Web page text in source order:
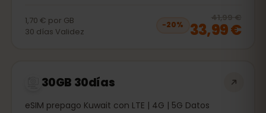
1,70 € por GB
30 días Validez
−20%
41,99 €
33,99 €
30GB 30días
eSIM prepago Kuwait con LTE | 4G | 5G Datos